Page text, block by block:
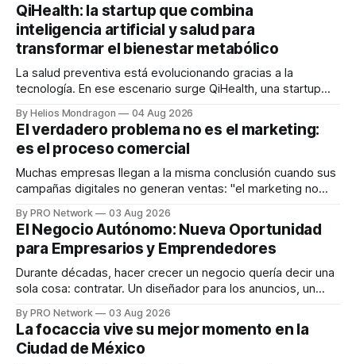
QiHealth: la startup que combina
inteligencia artificial y salud para
transformar el bienestar metabólico
La salud preventiva está evolucionando gracias a la
tecnología. En ese escenario surge QiHealth, una startup
dispositivos inteligentes, inteligencia artificial y monitoreo
en tiempo real para ayudar a las personas a tomar mejores
decisiones sobre su salud metabólica. Su propuesta busca
responder
By Helios Mondragon 04 Aug 2026
El verdadero problema no es el marketing:
es el proceso comercial
Muchas empresas llegan a la misma conclusión cuando sus
campañas digitales no generan ventas: "el marketing no
INTERIUS, el problema suele estar en otro lugar. Durante
una entrevista para el podcast SER PRO, el especialista en
marketing digital explicó que
By PRO Network 03 Aug 2026
El Negocio Autónomo: Nueva Oportunidad
para Empresarios y Emprendedores
Durante décadas, hacer crecer un negocio quería decir una
sola cosa: contratar. Un diseñador para los anuncios, un
para los textos, alguien que supiera de publicidad digital
para encontrar prospectos, un vendedor para atender
llamadas y mensajes, y —con suerte— una persona
By PRO Network 03 Aug 2026
La focaccia vive su mejor momento en la
Ciudad de México